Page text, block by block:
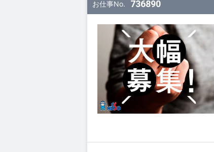
お仕事No. 736890